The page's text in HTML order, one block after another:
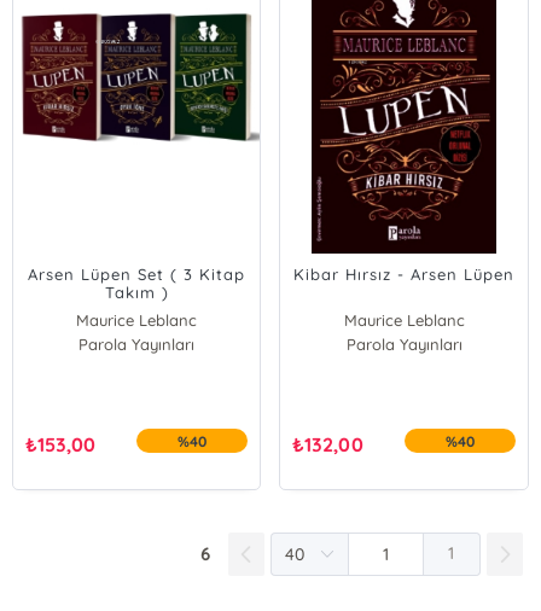
Arsen Lüpen Set ( 3 Kitap
Takım )
Maurice Leblanc
Parola Yayınları
₺153,00 %40
Kibar Hırsız - Arsen Lüpen
Maurice Leblanc
Parola Yayınları
₺132,00 %40
6 1